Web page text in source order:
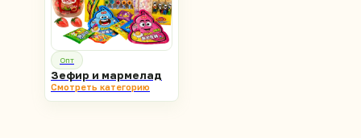
Опт
Зефир и мармелад
Смотреть категорию
г. Владивосток, ул.
Верхнепортовая 78 В,
офис 21–2А
Юридический адрес